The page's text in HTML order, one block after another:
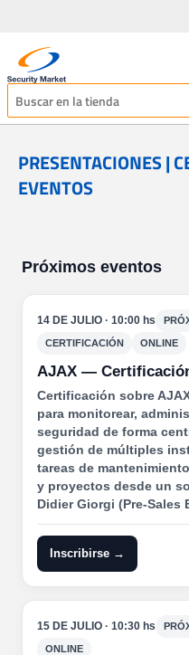
PRESENTACIONES |
EVENTOS
Próximos eventos
14 DE JULIO · 10:00 hs
CERTIFICACIÓN ONLINE
AJAX —
Certificación sobre
para monitorear,
seguridad de forma
gestión de múltiples
tareas de
y proyectos desde un
Didier Giorgi (Pre-Sales
Inscribirse →
15 DE JULIO · 10:30 hs
ONLINE